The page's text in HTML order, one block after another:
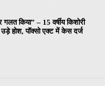
किया” – 15 वर्षीय किशोरी
होश, पॉक्सो एक्ट में केस दर्ज